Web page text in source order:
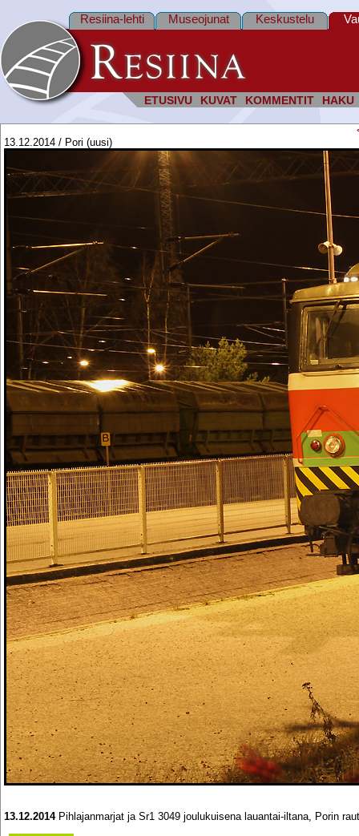
ETUSIVU KUVAT KOMMENTIT HAKU
Resiina-lehti Museojunat Keskustelu
13.12.2014 / Pori (uusi)
13.12.2014Pihlajanmarjat ja Sr1 3049 joulukuisena lauantai-iltana, Porin